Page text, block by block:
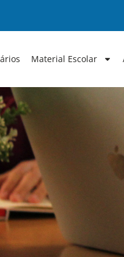
Material Escolar